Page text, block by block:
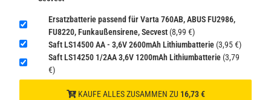
(Gefahrgut UN3480 Versand
gem. SV188 ADR)
1
Ersatzbatterie passend für Varta 760AB, ABUS FU2986,
FU8220, Funkaußensirene, Secvest (8,99 €)
Saft LS14500 AA - 3,6V 2600mAh Lithiumbatterie (3,95 €)
Saft LS14250 1/2AA 3,6V 1200mAh Lithiumbatterie (3,79
€)
KAUFE ALLES ZUSAMMEN ZU 16,73 €